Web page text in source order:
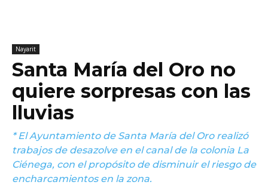
Nayarit
Santa María del Oro no
quiere sorpresas con las
lluvias
* El Ayuntamiento de Santa María del Oro realizó
trabajos de desazolve en el canal de la colonia La
Ciénega, con el propósito de disminuir el riesgo de
encharcamientos en la zona.